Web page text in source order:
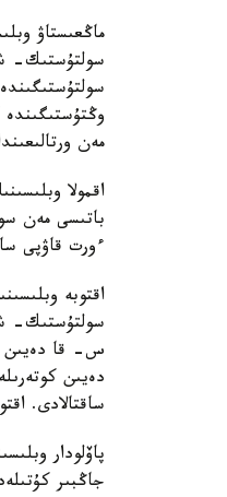
ماڭعىستاۋ
سولتۇستىك-
مەن
اقمولا
باتىسى مەن
ءورت قاۋپى
اقتوبە
دەيىن
ساقتالادى.
پاۆلودار
جاڭبىر